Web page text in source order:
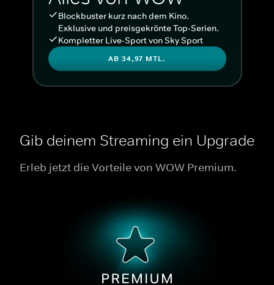
Blockbuster kurz nach dem Kino.
Exklusive und preisgekrönte Top-Serien.
Kompletter Live-Sport von Sky Sport
AB 34,97 MTL.
Gib deinem Streaming ein Upgrade
Erleb jetzt die Vorteile von WOW Premium.